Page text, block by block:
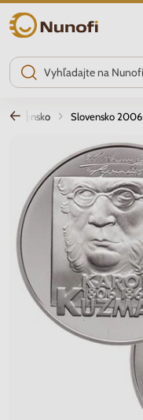
Nunofi.sk
Slovensko Slovensko 2006